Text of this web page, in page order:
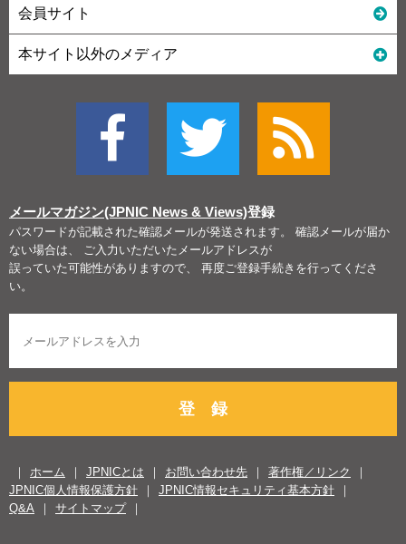
会員サイト
本サイト以外のメディア
メールマガジン(JPNIC News & Views)登録
パスワードが記載された確認メールが発送されます。 確認メールが届か
ない場合は、 ご入力いただいたメールアドレスが
誤っていた可能性がありますので、 再度ご登録手続きを行ってくださ
い。
登 録
ホーム JPNICとは お問い合わせ先
著作権／リンク
JPNIC個人情報保護方針
JPNIC情報セキュリティ基本方針
Q&A
サイトマップ